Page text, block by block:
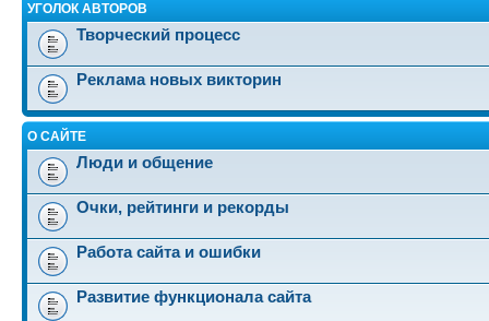
УГОЛОК АВТОРОВ
Творческий процесс
Реклама новых викторин
О САЙТЕ
Люди и общение
Очки, рейтинги и рекорды
Работа сайта и ошибки
Развитие функционала сайта